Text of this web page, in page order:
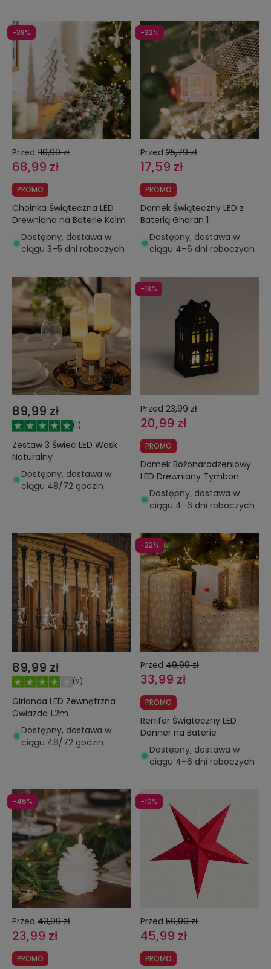
-38%
Przed 110,99 zł
68,99 zł
PROMO
Choinka Świąteczna LED
Drewniana na Baterie Kolm
Dostępny, dostawa w
ciągu 3–5 dni roboczych
-32%
Przed 25,79 zł
17,59 zł
PROMO
Domek Świąteczny LED z
Baterią Gharan 1
Dostępny, dostawa w
ciągu 4–6 dni roboczych
89,99 zł
(1)
Zestaw 3 Świec LED Wosk
Naturalny
Dostępny, dostawa w
ciągu 48/72 godzin
-13%
Przed 23,99 zł
20,99 zł
PROMO
Domek Bożonarodzeniowy
LED Drewniany Tymbon
Dostępny, dostawa w
ciągu 4–6 dni roboczych
89,99 zł
(2)
Girlanda LED Zewnętrzna
Gwiazda 1.2m
Dostępny, dostawa w
ciągu 48/72 godzin
-32%
Przed 49,99 zł
33,99 zł
PROMO
Renifer Świąteczny LED
Donner na Baterie
Dostępny, dostawa w
ciągu 4–6 dni roboczych
-45%
Przed 43,99 zł
23,99 zł
PROMO
-10%
Przed 50,99 zł
45,99 zł
PROMO